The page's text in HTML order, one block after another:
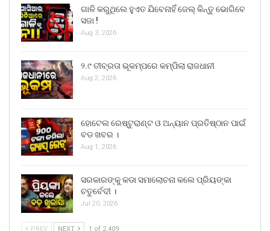
ଗାଳି କରୁଥିଲେ ହୁଏତ ଯିବେନାହିଁ ଜେଲ୍ କିନ୍ତୁ ଭୋଗିବେ
ସଜା !
Aug 3, 2026
୨.୯ ତୀବ୍ରତା ଭୂକମ୍ପରେ କମ୍ପିଲା ରାଜଧାନୀ
Aug 2, 2026
ହୋଟେଲ ରେଷ୍ଟୁରାଣ୍ଟ ଓ ଅନ୍ୟାନ ପ୍ରତିଷ୍ଠାନ ପାଇଁ
ବଡ ଖବର ।
Aug 1, 2026
ସରକାରଙ୍କୁ କଡା ସମାଲୋଚନା କଲେ ପ୍ରିୟଙ୍କା
ଚତୁର୍ବେଦୀ ।
Jul 20, 2026
PREV NEXT 1 of 2,409